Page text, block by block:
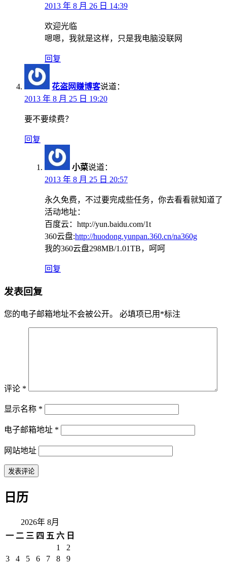
2013 年 8 月 26 日 14:39
欢迎光临
嗯嗯，我就是这样，只是我电脑没联网
回复
花盗网赚博客说道：
2013 年 8 月 25 日 19:20
要不要续费？
回复
小菜说道：
2013 年 8 月 25 日 20:57
永久免费，不过要完成些任务，你去看看就知道了
活动地址：
百度云：http://yun.baidu.com/1t
360云盘:http://huodong.yunpan.360.cn/na360g
我的360云盘298MB/1.01TB，呵呵
回复
发表回复
您的电子邮箱地址不会被公开。 必填项已用 *标注
评论 *
显示名称 *
电子邮箱地址 *
网站地址
日历
2026年 8月
一 二 三 四 五 六 日
1
2
3
4 5 6 7 8
9